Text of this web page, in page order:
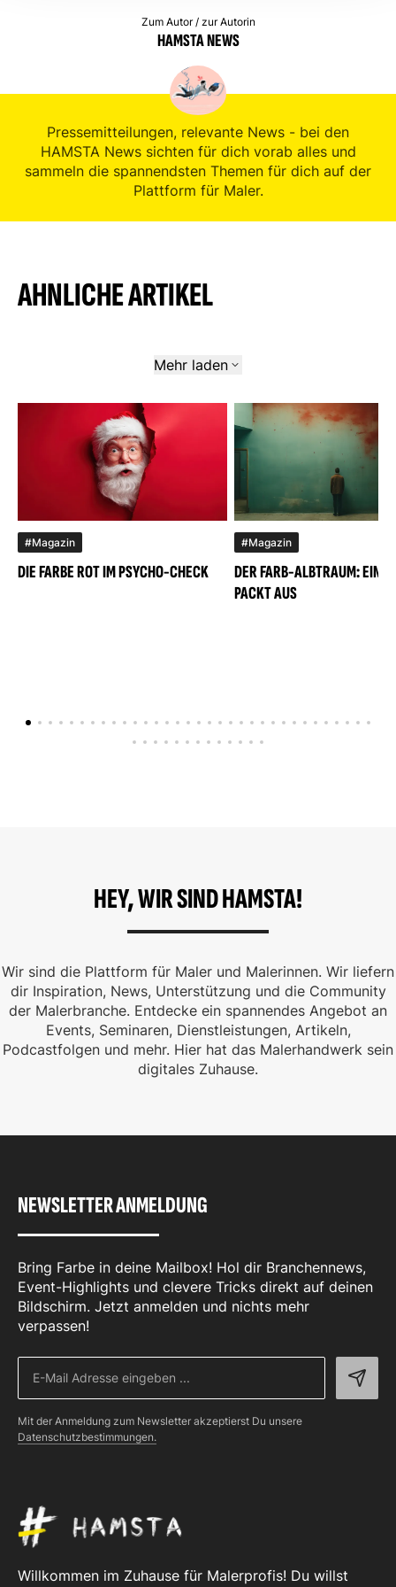
Zum Autor / zur Autorin
HAMSTA NEWS
Pressemitteilungen, relevante News - bei den
HAMSTA News sichten für dich vorab alles und
sammeln die spannendsten Themen für dich auf der
Plattform für Maler.
AHNLICHE ARTIKEL
Mehr laden
#Magazin
DIE FARBE ROT IM PSYCHO-CHECK
#Magazin
DER FARB-ALBTRAUM: EIN
PACKT AUS
HEY, WIR SIND HAMSTA!
Wir sind die Plattform für Maler und Malerinnen. Wir liefern
dir Inspiration, News, Unterstützung und die Community
der Malerbranche. Entdecke ein spannendes Angebot an
Events, Seminaren, Dienstleistungen, Artikeln,
Podcastfolgen und mehr. Hier hat das Malerhandwerk sein
digitales Zuhause.
NEWSLETTER ANMELDUNG
Bring Farbe in deine Mailbox! Hol dir Branchennews,
Event-Highlights und clevere Tricks direkt auf deinen
Bildschirm. Jetzt anmelden und nichts mehr
verpassen!
Mit der Anmeldung zum Newsletter akzeptierst Du unsere
Datenschutzbestimmungen.
Willkommen im Zuhause für Malerprofis! Du willst